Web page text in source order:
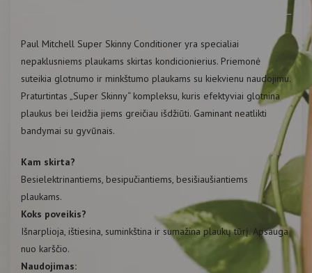
Paul Mitchell Super Skinny Conditioner yra specialiai
nepaklusniems plaukams skirtas kondicionierius. Priemonė
suteikia glotnumo ir minkštumo plaukams su kiekvienu naudojimu.
Praturtintas „Super Skinny“ kompleksu, kuris efektyviai glotnina
plaukus bei leidžia jiems greičiau išdžiūti. Gaminant neatlikti
bandymai su gyvūnais.
Kam skirta?
Besielektrinantiems, besipučiantiems, besišiaušiantiems
plaukams.
Koks poveikis?
Išnarplioja, ištiesina, suminkština ir sumažina plaukų tūrį. Apsauga
nuo karščio.
Naudojimas: